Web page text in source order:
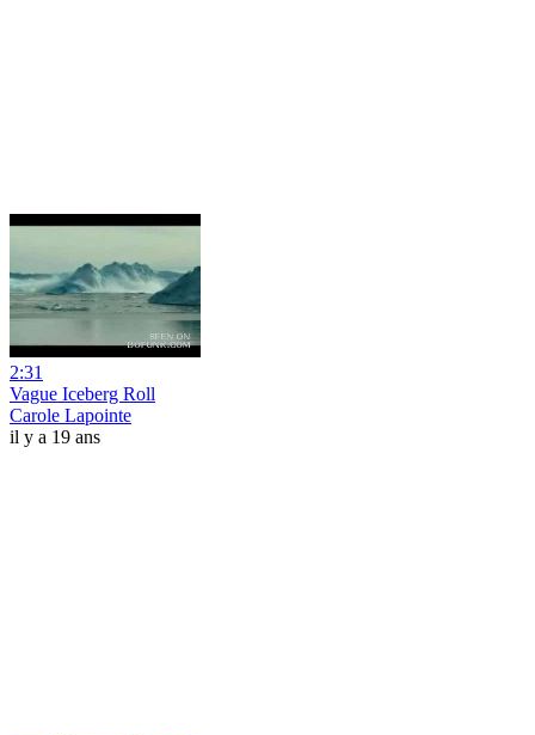
2:31
Vague Iceberg Roll
Carole Lapointe
il y a 19 ans